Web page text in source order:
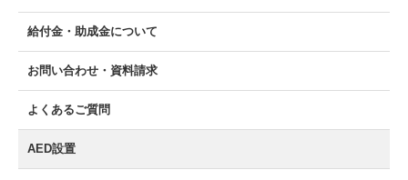
給付金・助成金について
お問い合わせ・資料請求
よくあるご質問
AED設置